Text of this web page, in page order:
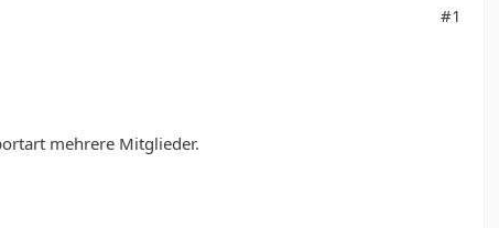
#1
mehrere Mitglieder.